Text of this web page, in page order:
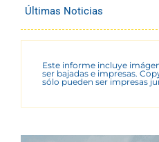
Últimas Noticias
Este informe incluye
ser bajadas e impresas.
sólo pueden ser impresas